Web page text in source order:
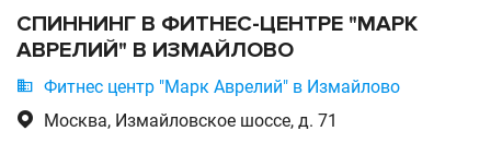
СПИННИНГ В ФИТНЕС-ЦЕНТРЕ "МАРК
АВРЕЛИЙ" В ИЗМАЙЛОВО
 Фитнес центр "Марк Аврелий" в Измайлово
 Москва, Измайловское шоссе, д. 71